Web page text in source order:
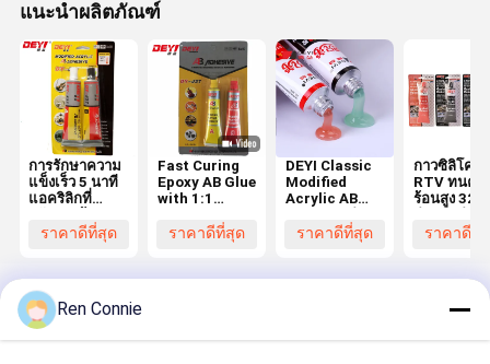
แนะนำผลิตภัณฑ์
การรักษาความ
แข็งเร็ว 5 นาที
แอคริลิกที่
สัดส่วนการผสม
1: 1 และความ
ตัดสูง ≥ 20Mpa
สําหรับการใช้
งาน
อุตสาหกรรม
ราคาดีที่สุด
Fast Curing
Epoxy AB Glue
with 1:1
and High
≥20Mpa for
ราคาดีที่สุด
DEYI Classic
Modified
Acrylic AB
รับผสมผสาน
การรักษาครั้ง
ราคาดีที่สุด
กาวซิลิโคน
RTV ทนคว
ร้อนสูง
เก็น พร้อมก
Neutral
สำหรับใช้ง
หลากหลาย
ราคาดีที่
Ren Connie